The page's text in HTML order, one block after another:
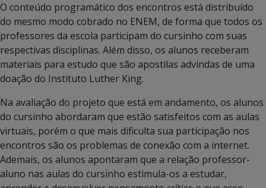
O conteúdo programático dos encontros está distribuído
do mesmo modo cobrado no ENEM, de forma que todos os
professores da escola participam do cursinho com suas
respectivas disciplinas. Além disso, os alunos receberam
materiais para estudo que são apostilas advindas de uma
doação do Instituto Luther King.
Na avaliação do projeto que está em andamento, os alunos
do cursinho abordaram que estão satisfeitos com as aulas
virtuais, porém o que mais dificulta sua participação nos
encontros são os problemas de conexão com a internet.
Ademais, os alunos apontaram que a relação professor-
aluno nas aulas do cursinho estimula-os a estudar,